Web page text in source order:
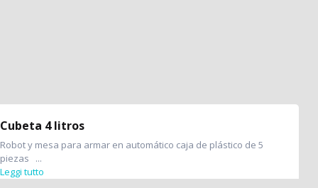
Cubeta 4 litros
Robot y mesa para armar en automático caja de plástico de 5
piezas ...
Leggi tutto